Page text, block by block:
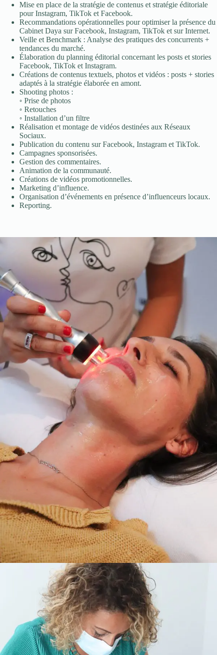
Mise en place de la stratégie de contenus et stratégie éditoriale
pour Instagram, TikTok et Facebook.
Recommandations opérationnelles pour optimiser la présence du
Cabinet Daya sur Facebook, Instagram, TikTok et sur Internet.
Veille et Benchmark : Analyse des pratiques des concurrents +
tendances du marché.
Élaboration du planning éditorial concernant les posts et stories
Facebook, TikTok et Instagram.
Créations de contenus textuels, photos et vidéos : posts + stories
adaptés à la stratégie élaborée en amont.
Shooting photos :
◦ Prise de photos
◦ Retouches
◦ Installation d’un filtre
Réalisation et montage de vidéos destinées aux Réseaux
Sociaux.
Publication du contenu sur Facebook, Instagram et TikTok.
Campagnes sponsorisées.
Gestion des commentaires.
Animation de la communauté.
Créations de vidéos promotionnelles.
Marketing d’influence.
Organisation d’événements en présence d’influenceurs locaux.
Reporting.